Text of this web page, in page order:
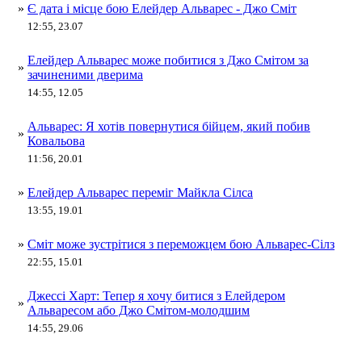
» Є дата і місце бою Елейдер Альварес - Джо Сміт
12:55, 23.07
»
Елейдер Альварес може побитися з Джо Смітом за
зачиненими дверима
14:55, 12.05
»
Альварес: Я хотів повернутися бійцем, який побив
Ковальова
11:56, 20.01
» Елейдер Альварес переміг Майкла Сілса
13:55, 19.01
» Сміт може зустрітися з переможцем бою Альварес-Сілз
22:55, 15.01
»
Джессі Харт: Тепер я хочу битися з Елейдером
Альваресом або Джо Смітом-молодшим
14:55, 29.06